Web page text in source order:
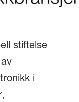
stiftelse
i